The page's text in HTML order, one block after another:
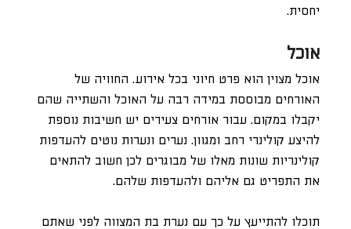
יחסית.
אוכל
אוכל מצוין הוא פרט חיוני בכל אירוע. החוויה של
האורחים מבוססת במידה רבה על האוכל והשתייה שהם
יקבלו במקום. עבור אורחים צעירים יש חשיבות נוספת
להיצע קולינרי רחב ומגוון. נערים ונערות נוטים להעדפות
קולינריות שונות מאלו של מבוגרים לכן חשוב להתאים
את התפריט גם אליהם ולהעדפות שלהם.
תוכלו להתייעץ על כך עם נערת בת המצווה לפני שאתם